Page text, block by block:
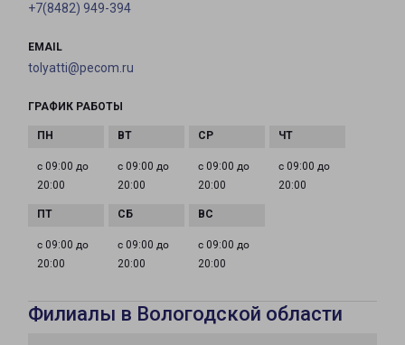
+7(8482) 949-394
EMAIL
tolyatti@pecom.ru
ГРАФИК РАБОТЫ
с 09:00 до
20:00
с 09:00 до
20:00
с 09:00 до
20:00
с 09:00 до
20:00
с 09:00 до
20:00
с 09:00 до
20:00
с 09:00 до
20:00
Филиалы в Вологодской области